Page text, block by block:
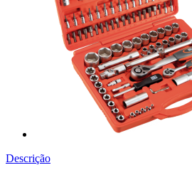
Descrição